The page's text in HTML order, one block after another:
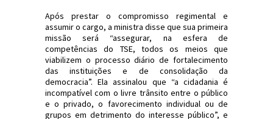
Após prestar o compromisso regimental e
assumir o cargo, a ministra disse que sua primeira
missão será “assegurar, na esfera de
competências do TSE, todos os meios que
viabilizem o processo diário de fortalecimento
das instituições e de consolidação da
democracia”. Ela assinalou que “a cidadania é
incompatível com o livre trânsito entre o público
e o privado, o favorecimento individual ou de
grupos em detrimento do interesse público”, e